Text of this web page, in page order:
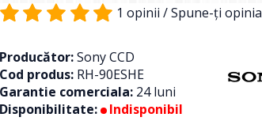
1 opinii /Spune-ţi opinia
Producător:Sony CCD
Cod produs: RH-90ESHE
Garantie comerciala: 24 luni
Disponibilitate:
Indisponibil